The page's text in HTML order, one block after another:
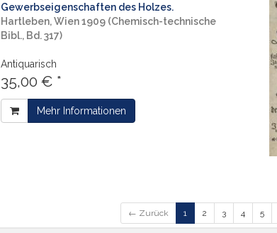
Gewerbseigenschaften des Holzes.
Hartleben, Wien 1909 (Chemisch-technische
Bibl., Bd. 317)
Antiquarisch
35,00 € *
Mehr Informationen
← Zurück 1 2 3 4 5